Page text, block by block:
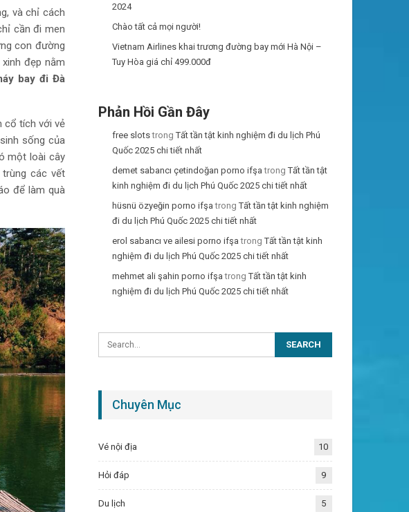
và chỉ cách
cần đi men
con đường
đẹp nằm
bay đi Đà
cổ tích với vẻ
sống của
một loài cây
các vết
để làm quà
2024
Chào tất cả mọi người!
Vietnam Airlines khai trương đường bay mới Hà Nội –
Tuy Hòa giá chỉ 499.000đ
Phản Hồi Gần Đây
free slotstrongTất tần tật kinh nghiệm đi du lịch Phú
Quốc 2025 chi tiết nhất
demet sabancı çetindoğan porno ifşa trongTất tần tật
kinh nghiệm đi du lịch Phú Quốc 2025 chi tiết nhất
hüsnü özyeğin porno ifşa trongTất tần tật kinh nghiệm
đi du lịch Phú Quốc 2025 chi tiết nhất
erol sabancı ve ailesi porno ifşa trongTất tần tật kinh
nghiệm đi du lịch Phú Quốc 2025 chi tiết nhất
mehmet ali şahin porno ifşa trongTất tần tật kinh
nghiệm đi du lịch Phú Quốc 2025 chi tiết nhất
Chuyên Mục
Vé nội địa 10
Hỏi đáp 9
Du lịch 5